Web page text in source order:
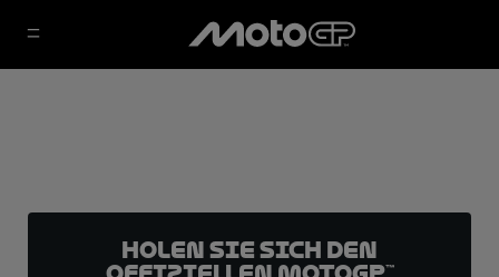
Holen Sie sich den